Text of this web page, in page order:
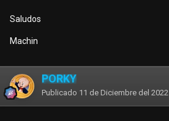
Saludos
Machin
PORKY
Publicado 11 de Diciembre del 2022